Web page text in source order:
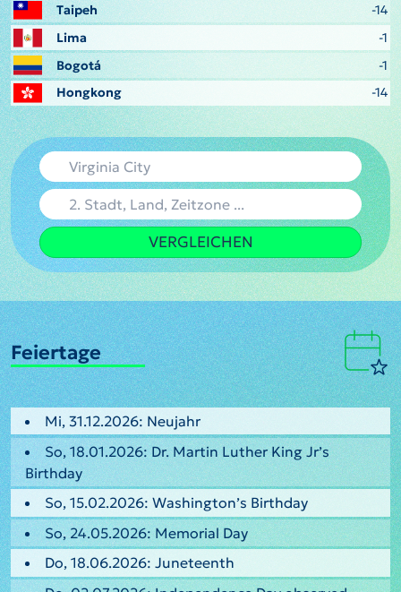
Taipeh
-14
Lima
-1
Bogotá
-1
Hongkong
-14
VERGLEICHEN
Feiertage
Mi, 31.12.2026: Neujahr
So, 18.01.2026: Dr. Martin Luther King Jr’s
Birthday
So, 15.02.2026: Washington’s Birthday
So, 24.05.2026: Memorial Day
Do, 18.06.2026: Juneteenth